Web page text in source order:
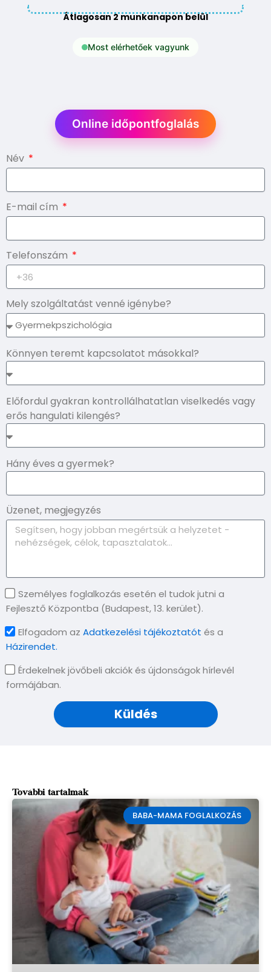
Átlagosan 2 munkanapon belül
Most elérhetőek vagyunk
Online időpontfoglalás
Név
E-mail cím
Telefonszám
Mely szolgáltatást venné igénybe?
Könnyen teremt kapcsolatot másokkal?
Előfordul gyakran kontrollálhatatlan viselkedés vagy
erős hangulati kilengés?
Hány éves a gyermek?
Üzenet, megjegyzés
Személyes foglalkozás esetén el tudok jutni a
Fejlesztő Központba (Budapest, 13. kerület).
Elfogadom az Adatkezelési tájékoztatót és a
Házirendet.
Érdekelnek jövőbeli akciók és újdonságok hírlevél
formájában.
Küldés
További tartalmak
BABA-MAMA FOGLALKOZÁS